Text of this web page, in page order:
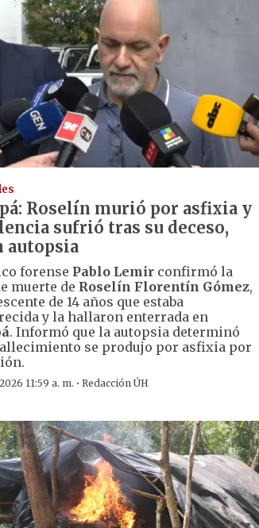
Roselín murió por asfixia y
sufrió tras su deceso,
autopsia
forense Pablo Lemir confirmó la
muerte de Roselín Florentín Gómez,
de 14 años que estaba
y la hallaron enterrada en
. Informó que la autopsia determinó
se produjo por asfixia por
11:59 a. m. ·Redacción ÚH